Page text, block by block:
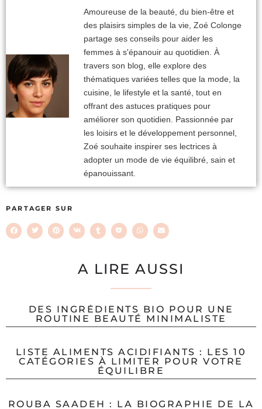
Amoureuse de la beauté, du bien-être et
des plaisirs simples de la vie, Zoé Colonge
partage ses conseils pour aider les
femmes à s'épanouir au quotidien. À
travers son blog, elle explore des
thématiques variées telles que la mode, la
cuisine, le lifestyle et la santé, tout en
offrant des astuces pratiques pour
améliorer son quotidien. Passionnée par
les loisirs et le développement personnel,
Zoé souhaite inspirer ses lectrices à
adopter un mode de vie équilibré, sain et
épanouissant.
PARTAGER SUR
A LIRE AUSSI
DES INGRÉDIENTS BIO POUR UNE
ROUTINE BEAUTÉ MINIMALISTE
LISTE ALIMENTS ACIDIFIANTS : LES 10
CATÉGORIES À LIMITER POUR VOTRE
ÉQUILIBRE
ROUBA SAADEH : LA BIOGRAPHIE DE LA